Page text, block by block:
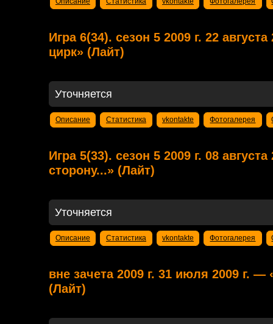
Игра 6(34). сезон 5 2009 г. 22
цирк» (Лайт)
Уточняется
Описание Статистика vkontakte Фотогалерея
Игра 5(33). сезон 5 2009 г. 08
сторону...» (Лайт)
Уточняется
Описание Статистика vkontakte Фотогалерея
вне зачета 2009 г. 31 июля 2009 г. —
(Лайт)